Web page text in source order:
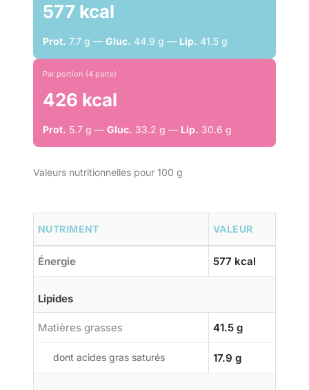
577 kcal
Prot. 7.7 g — Gluc. 44.9 g — Lip. 41.5 g
Par portion (4 parts)
426 kcal
Prot. 5.7 g — Gluc. 33.2 g — Lip. 30.6 g
Valeurs nutritionnelles pour 100 g
NUTRIMENT VALEUR
Énergie 577 kcal
Lipides
Matières grasses 41.5 g
dont acides gras saturés 17.9 g